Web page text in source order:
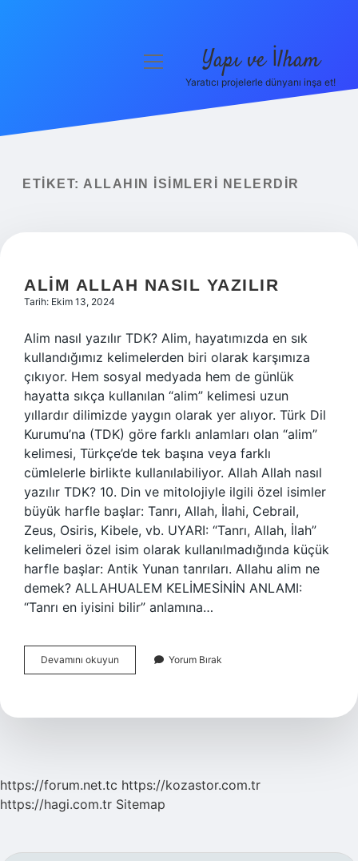
Yasal Uyarı
menüyü
Yapı ve İlham
Yaratıcı projelerle dünyanı inşa et!
ETIKET: ALLAHIN ISIMLERI NELERDIR
ALIM ALLAH NASIL YAZILIR
Tarih: Ekim 13, 2024
Alim nasıl yazılır TDK? Alim, hayatımızda en sık
kullandığımız kelimelerden biri olarak karşımıza
çıkıyor. Hem sosyal medyada hem de günlük
hayatta sıkça kullanılan “alim” kelimesi uzun
yıllardır dilimizde yaygın olarak yer alıyor. Türk Dil
Kurumu’na (TDK) göre farklı anlamları olan “alim”
kelimesi, Türkçe’de tek başına veya farklı
cümlelerle birlikte kullanılabiliyor. Allah Allah nasıl
yazılır TDK? 10. Din ve mitolojiyle ilgili özel isimler
büyük harfle başlar: Tanrı, Allah, İlahi, Cebrail,
Zeus, Osiris, Kibele, vb. UYARI: “Tanrı, Allah, İlah”
kelimeleri özel isim olarak kullanılmadığında küçük
harfle başlar: Antik Yunan tanrıları. Allahu alim ne
demek? ALLAHUALEM KELİMESİNİN ANLAMI:
“Tanrı en iyisini bilir” anlamına…
Devamını okuyun
Allah
Yorum Bırak
https://forum.net.tc https://kozastor.com.tr
https://hagi.com.tr Sitemap